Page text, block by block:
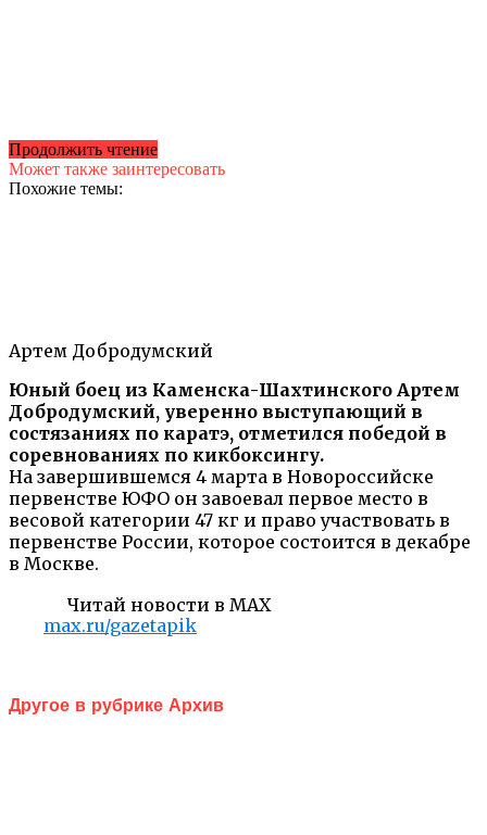
Артем Добродумский
Юный боец из Каменска-Шахтинского Артем
Добродумский, уверенно выступающий в
состязаниях по каратэ, отметился победой в
соревнованиях по кикбоксингу.
На завершившемся 4 марта в Новороссийске
первенстве ЮФО он завоевал первое место в
весовой категории 47 кг и право участвовать в
первенстве России, которое состоится в декабре
в Москве.
Читай новости в MAX
max.ru/gazetapik
Продолжить чтение
Может также заинтересовать
Похожие темы:
Другое в рубрике Архив